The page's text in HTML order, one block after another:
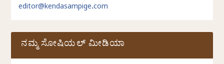
editor@kendasampige.com
ನಮ್ಮ ಸೋಷಿಯಲ್‌ ಮೀಡಿಯಾ